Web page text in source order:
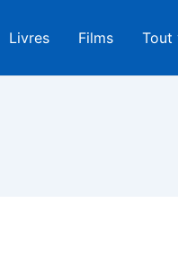
Livres Films Tout